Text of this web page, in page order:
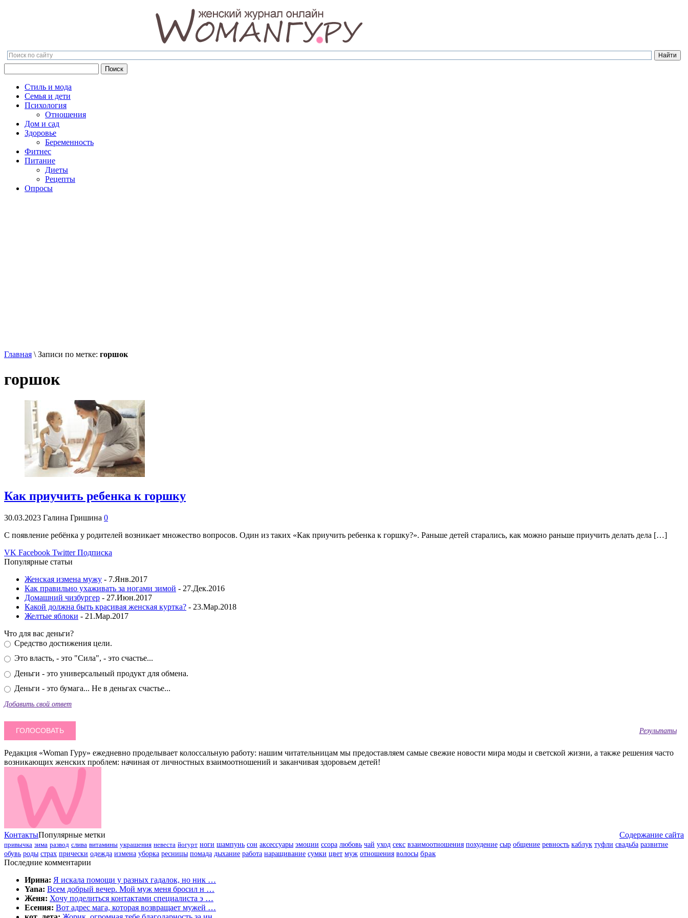
Поиск
Стиль и мода
Семья и дети
Психология
Отношения
Дом и сад
Здоровье
Беременность
Фитнес
Питание
Диеты
Рецепты
Опросы
Главная \ Записи по метке: горшок
горшок
Как приучить ребенка к горшку
30.03.2023 Галина Гришина 0
С появление ребёнка у родителей возникает множество вопросов. Один из таких «Как приучить ребенка к горшку?». Раньше детей старались, как можно раньше приучить делать дела […]
VK Facebook Twitter Подписка
Популярные статьи
Женская измена мужу - 7.Янв.2017
Как правильно ухаживать за ногами зимой - 27.Дек.2016
Домашний чизбургер - 27.Июн.2017
Какой должна быть красивая женская куртка? - 23.Мар.2018
Желтые яблоки - 21.Мар.2017
Что для вас деньги?
Средство достижения цели.
Это власть, - это "Сила", - это счастье...
Деньги - это универсальный продукт для обмена.
Деньги - это бумага... Не в деньгах счастье...
Добавить свой ответ
Результаты
Редакция «Woman Гуру» ежедневно проделывает колоссальную работу: нашим читательницам мы предоставляем самые свежие новости мира моды и светской жизни, а также решения часто
возникающих женских проблем: начиная от личностных взаимоотношений и заканчивая здоровьем детей!
Контакты Содержание сайта
Популярные метки
привычка зима развод слива витамины украшения невеста йогурт ноги шампунь сон аксессуары эмоции ссора любовь чай уход секс взаимоотношения похудение сыр общение ревность каблук туфли свадьба развитие
обувь роды страх прически одежда измена уборка ресницы помада дыхание работа наращивание сумки цвет муж отношения волосы брак
Последние комментарии
Ирина: Я искала помощи у разных гадалок, но ник …
Yana: Всем добрый вечер. Мой муж меня бросил н …
Женя: Хочу поделиться контактами специалиста э …
Есения: Вот адрес мага, которая возвращает мужей …